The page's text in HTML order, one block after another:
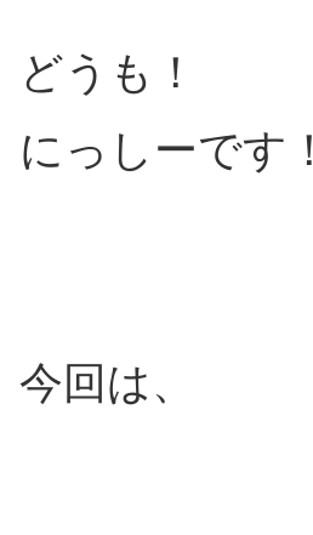
どうも！
にっしーです！
今回は、